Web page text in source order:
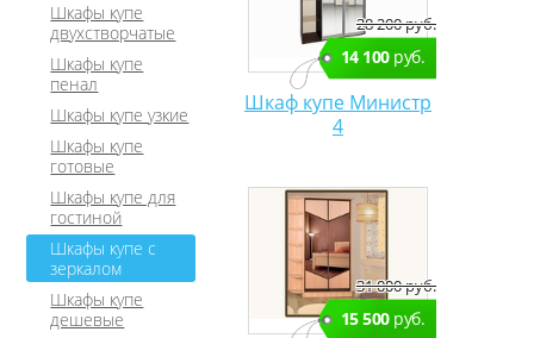
Шкафы купе
двухстворчатые
Шкафы купе
пенал
Шкафы купе узкие
Шкафы купе
готовые
Шкафы купе для
гостиной
Шкафы купе с
зеркалом
Шкафы купе
дешевые
28 200 руб.
14 100руб.
Шкаф купе Министр
4
31 000 руб.
15 500руб.